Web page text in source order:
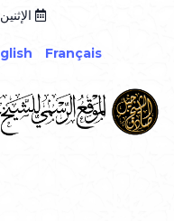
Français